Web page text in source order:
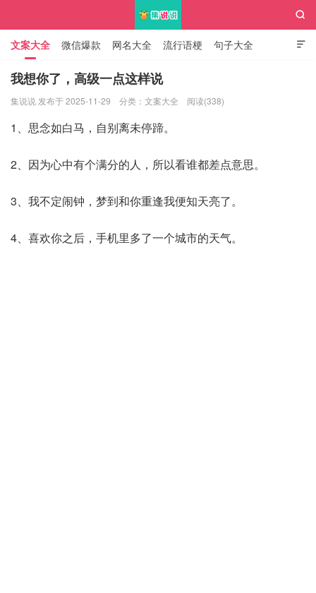

文案大全 微信爆款 网名大全 流行语梗 句子大全
知识大全

我想你了，高级一点这样说
集说说 发布于 2025-11-29 分类： 文案大全 阅读(338)
1、思念如白马，自别离未停蹄。
2、因为心中有个满分的人，所以看谁都差点意思。
3、我不定闹钟，梦到和你重逢我便知天亮了。
4、喜欢你之后，手机里多了一个城市的天气。